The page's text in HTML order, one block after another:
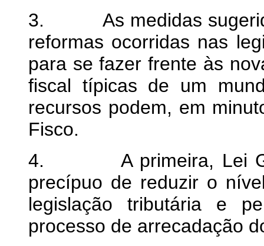
3. As medidas
reformas ocorridas nas
para se fazer frente às
fiscal típicas de um
recursos podem, em
Fisco.
4. A primeira, Lei
precípuo de reduzir o
legislação tributária e
processo de arrecadação